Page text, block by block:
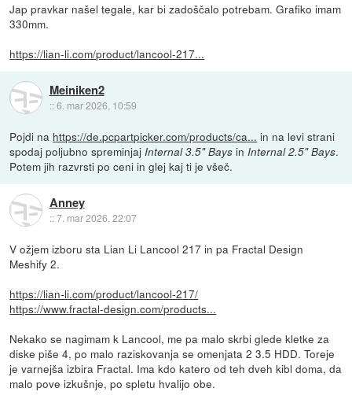
Jap pravkar našel tegale, kar bi zadoščalo potrebam. Grafiko imam
330mm.
https://lian-li.com/product/lancool-217...
Meiniken2
::6. mar 2026, 10:59
Pojdi na https://de.pcpartpicker.com/products/ca... in na levi strani
spodaj poljubno spreminjajInternal 3.5" Bays inInternal 2.5" Bays.
Potem jih razvrsti po ceni in glej kaj ti je všeč.
Anney
::7. mar 2026, 22:07
V ožjem izboru sta Lian Li Lancool 217 in pa Fractal Design
Meshify 2.
https://lian-li.com/product/lancool-217/
https://www.fractal-design.com/products...
Nekako se nagimam k Lancool, me pa malo skrbi glede kletke za
diske piše 4, po malo raziskovanja se omenjata 2 3.5 HDD. Toreje
je varnejša izbira Fractal. Ima kdo katero od teh dveh kibl doma, da
malo pove izkušnje, po spletu hvalijo obe.